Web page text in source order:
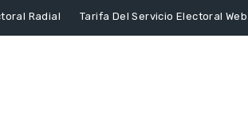
Radial Tarifa Del Servicio Electoral Web